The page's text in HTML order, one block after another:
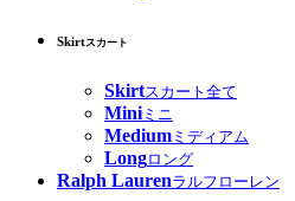
Skirtスカート
Skirtスカート全て
Miniミニ
Medium ミディアム
Longロング
Ralph Laurenラルフローレン